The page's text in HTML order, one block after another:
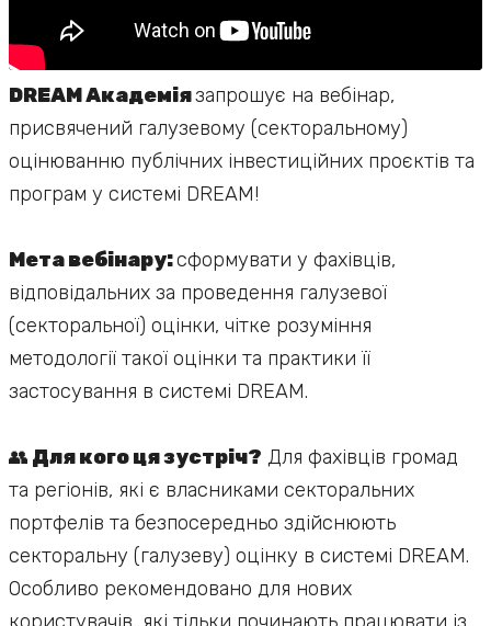
DREAM Академіязапрошує на вебінар,
присвячений галузевому (секторальному)
оцінюванню публічних інвестиційних проєктів та
програм у системі DREAM!
Мета вебінару:сформувати у фахівців,
відповідальних за проведення галузевої
(секторальної) оцінки, чітке розуміння
методології такої оцінки та практики її
застосування в системі DREAM.
👥 Для кого ця зустріч? Для фахівців громад
та регіонів, які є власниками секторальних
портфелів та безпосередньо здійснюють
секторальну (галузеву) оцінку в системі DREAM.
Особливо рекомендовано для нових